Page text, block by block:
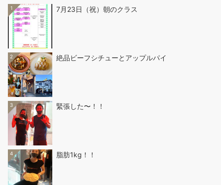
1 7月23日（祝）朝のクラス
2 絶品ビーフシチューとアップルパイ
3 緊張した〜！！
4 脂肪1kg！！